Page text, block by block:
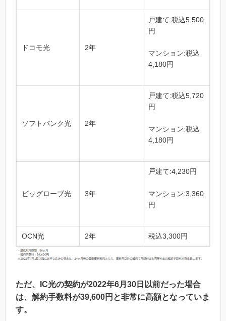
ドコモ光 2年
戸建て:税込5,500
円
マンション:税込
4,180円
ソフトバンク光 2年
戸建て:税込5,720
円
マンション:税込
4,180円
ビッグローブ光 3年
戸建て:4,230円
マンション:3,360
円
OCN光 2年 税込3,300円
ただ、IC光の契約が2022年6月30日以前だった場合
は、解約手数料が39,600円と非常に高額となっていま
す。